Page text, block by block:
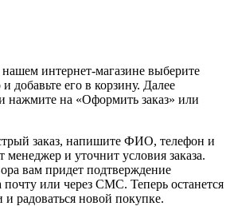
интернет-магазине выберите
добавьте его в корзину. Далее
нажмите на «Оформить заказ» или
заказ, напишите ФИО, телефон и
менеджер и уточнит условия заказа.
вам придет подтверждение
почту или через СМС. Теперь останется
и радоваться новой покупке.